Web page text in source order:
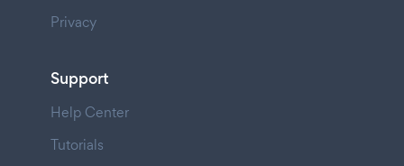
Privacy
Support
Help Center
Tutorials